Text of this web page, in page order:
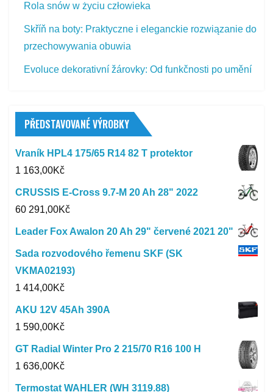
Rola snów w życiu człowieka
Skříň na boty: Praktyczne i eleganckie rozwiązanie do
przechowywania obuwia
Evoluce dekorativní žárovky: Od funkčnosti po umění
PŘEDSTAVOVANÉ VÝROBKY
Vraník HPL4 175/65 R14 82 T protektor
1 163,00Kč
CRUSSIS E-Cross 9.7-M 20 Ah 28" 2022
60 291,00Kč
Leader Fox Awalon 20 Ah 29" červené 2021 20"
Sada rozvodového řemenu SKF (SK
VKMA02193)
1 414,00Kč
AKU 12V 45Ah 390A
1 590,00Kč
GT Radial Winter Pro 2 215/70 R16 100 H
1 636,00Kč
Termostat WAHLER (WH 3119.88)